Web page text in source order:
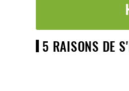
5 RAISONS DE